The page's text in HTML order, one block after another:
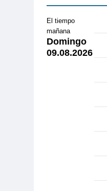
El tiempo
mañana
Domingo
09.08.2026